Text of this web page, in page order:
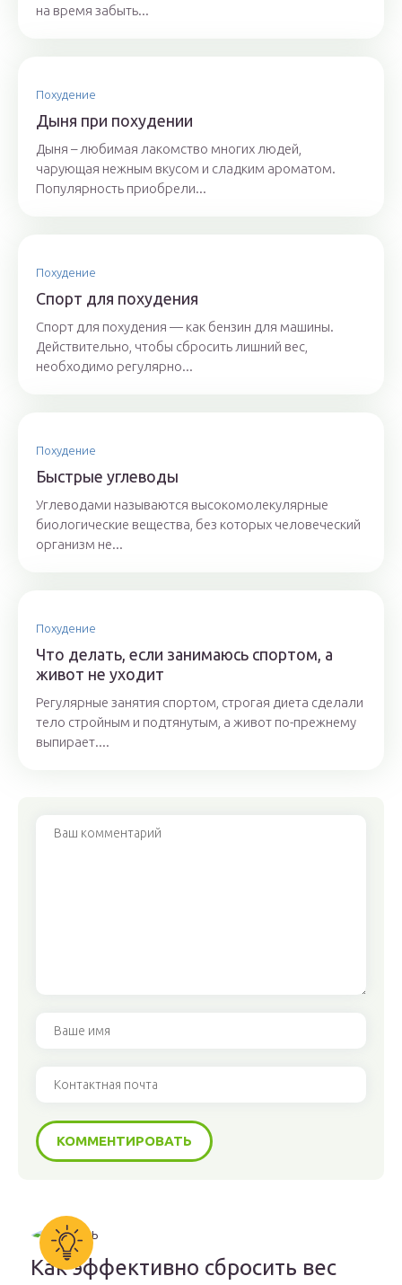
на время забыть...
Похудение
Дыня при похудении
Дыня – любимая лакомство многих людей,
чарующая нежным вкусом и сладким ароматом.
Популярность приобрели...
Похудение
Cпорт для похудения
Спорт для похудения — как бензин для машины.
Действительно, чтобы сбросить лишний вес,
необходимо регулярно...
Похудение
Быстрые углеводы
Углеводами называются высокомолекулярные
биологические вещества, без которых человеческий
организм не...
Похудение
Что делать, если занимаюсь спортом, а
живот не уходит
Регулярные занятия спортом, строгая диета сделали
тело стройным и подтянутым, а живот по-прежнему
выпирает....
Как эффективно сбросить вес